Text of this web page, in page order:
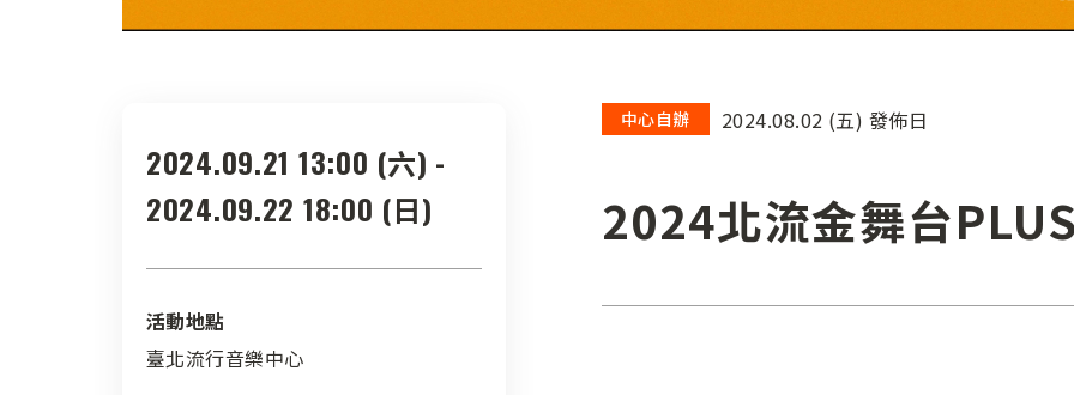
2024.09.21 13:00 (六) -
2024.09.22 18:00 (日)
活動地點
臺北流行音樂中心
中心自辦 2024.08.02 (五) 發佈日
2024北流金舞台